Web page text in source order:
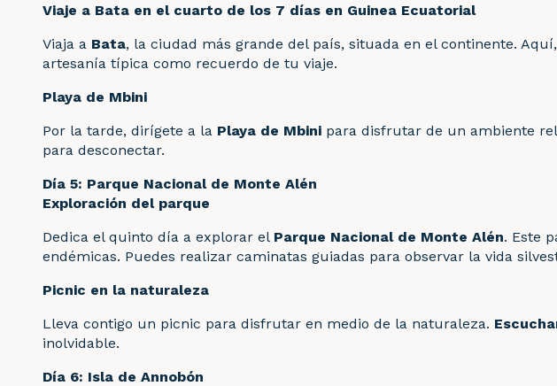
Viaje a Bata en el cuarto de los 7 días en Guinea Ecuatorial
Viaja a Bata, la ciudad más grande del país, situada en el continente.
artesanía típica como recuerdo de tu viaje.
Playa de Mbini
Por la tarde, dirígete a la Playa de Mbini para disfrutar de un ambiente
para desconectar.
Día 5: Parque Nacional de Monte Alén
Exploración del parque
Dedica el quinto día a explorar el Parque Nacional de Monte Alén. Este
endémicas. Puedes realizar caminatas guiadas para observar la vida
Picnic en la naturaleza
Lleva contigo un picnic para disfrutar en medio de la naturaleza.
inolvidable.
Día 6: Isla de Annobón